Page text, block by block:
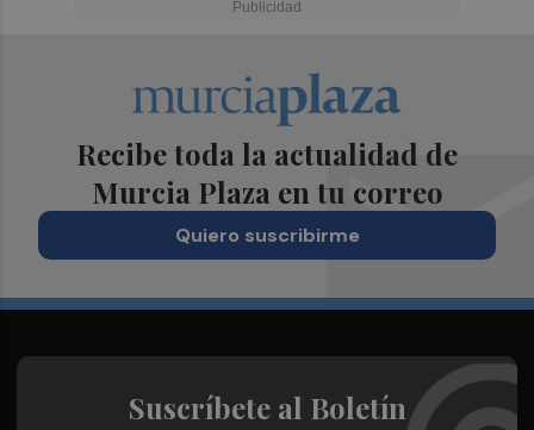
Recibe toda la actualidad de
Murcia Plaza en tu correo
Quiero suscribirme
Suscríbete al Boletín